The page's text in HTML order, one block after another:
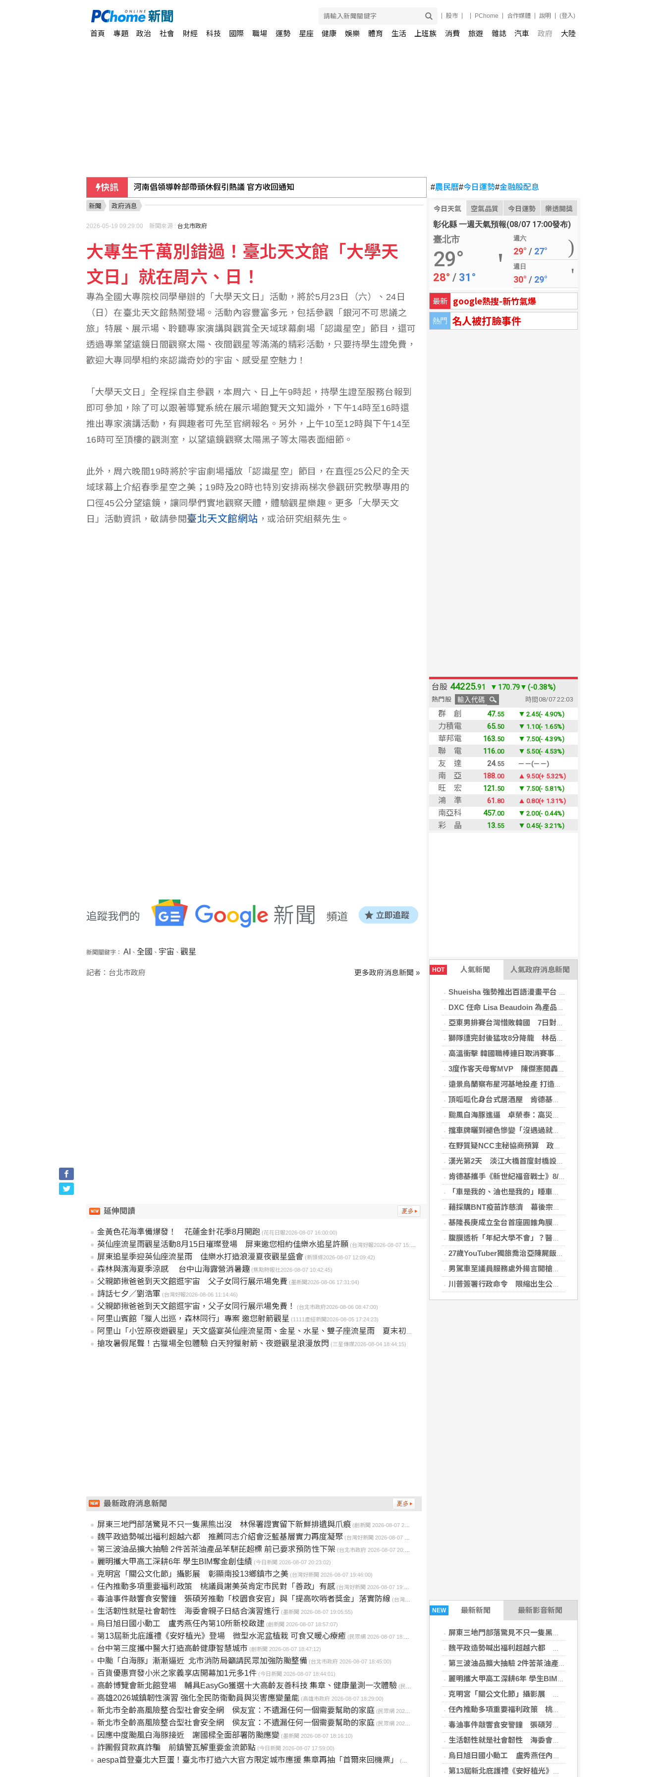
股市 PChome 合作媒體 說明 (登入)
首頁 專題 政治 社會 財經 科技 國際 職場 運勢 星座 健康 娛樂 體育 生活 上班族 消費 旅遊 雜誌 汽車 政府 大陸
快訊 河南倡領導幹部帶頭休假引熱議 官方收回通知
綠界上半年每股盈餘1.08元 搶攻AI行銷商機
巴西南部「炸彈氣旋」襲擊 極端天候衝擊社會生活
#農民曆#今日運勢#金融股配息
今日天氣 空氣品質 今日運勢 樂透開獎
彰化縣 一週天氣預報(08/07 17:00發布)
臺北市
29°
28° / 31°
週六
29° / 27°
週日
30° / 29°
最新 google熱搜-新竹氣爆
熱門 名人被打臉事件
HOT 人氣新聞 人氣政府消息新聞
Shueisha 強勢推出百語漫畫平台 MANGA MILLION 大舉進軍全球市場
DXC 任命 Lisa Beaudoin 為產品總監，以加速產品導向型增長
亞東男排賽台灣惜敗韓國 7日對戰日本拚4強
獅隊遭完封後猛攻8分降龍 林岳平：總是要發揮
高溫衝擊 韓國職棒連日取消賽事、11日起晚間7時開打
3度作客天母奪MVP 陳傑憲開轟擊退雙殺心魔
遠景烏蘭察布星河基地投產 打造吉瓦級AI基礎設施新模式
頂呱呱化身台式居酒屋 肯德基聯名EVA攻漫迷
颱風白海豚進逼 卓榮泰：高災害潛勢區加強預防性整備
擋車牌曬到褪色慘變「沒遇過就好了」！崔始源親朝聖崩潰喊：記得常換照片
在野質疑NCC主秘協商預算 政院：委員全出缺所致
漢光第2天 淡江大橋首度封橋設3防線阻敵直衝中樞
肯德基攜手《新世紀福音戰士》8/11霸脆覺醒 首度跨界台灣速食品牌！
「車是我的、油也是我的」睡車竟被收住宿費 官方一句話打臉飯店
藉採購BNT疫苗詐慈濟 幕後宗教團體夫婦接押禁見
基隆長庚成立全台首座圓錐角膜中心 守護國人視力健康
腹膜透析「年紀大學不會」？醫：年齡並非限制 評估還要看3面向
27歲YouTuber獨旅喬治亞陳屍飯店 法醫揭死因「未排除中毒可能」
男駕車至議員服務處外揚言開槍 台中警逮人法辦
川普簽署行政命令 限縮出生公民權並禁生育旅遊
NEW 最新新聞 最新影音新聞
屏東三地門部落驚見不只一隻黑熊出沒 林保署證實留下新鮮排遺與爪痕
魏平政造勢喊出福利超越六都 推薦同志介紹會泛藍基層實力再度凝聚
第三波油品擴大抽驗 2件苦茶油產品苯駢芘超標 前已要求預防性下架
麗明攜大甲高工深耕6年 學生BIM奪金創佳績
克明宮「關公文化節」攝影展 彰顯南投13鄉鎮市之美
任內推動多項重要福利政策 桃議員謝美英肯定市民對「善政」有感
毒油事件敲響食安警鐘 張碩芳推動「校園食安官」與「提高吹哨者獎金」落實防線
生活韌性就是社會韌性 海委會親子日結合演習進行
烏日旭日國小動工 盧秀燕任內第10所新校啟建
第13屆新北庇護禮《安好植光》登場 微型水泥盆植栽 可食又暖心療癒
新聞 政府消息
2026-05-19 09:29:00 新聞來源 : 台北市政府
大專生千萬別錯過！臺北天文館「大學天
文日」就在周六、日！
專為全國大專院校同學舉辦的「大學天文日」活動，將於5月23日（六）、24日
（日）在臺北天文館熱鬧登場。活動內容豐富多元，包括參觀「銀河不可思議之
旅」特展、展示場、聆聽專家演講與觀賞全天域球幕劇場「認識星空」節目，還可
透過專業望遠鏡日間觀察太陽、夜間觀星等滿滿的精彩活動，只要持學生證免費，
歡迎大專同學相約來認識奇妙的宇宙、感受星空魅力！
「大學天文日」全程採自主參觀，本周六、日上午9時起，持學生證至服務台報到
即可參加，除了可以跟著導覽系統在展示場飽覽天文知識外，下午14時至16時還
推出專家演講活動，有興趣者可先至官網報名。另外，上午10至12時與下午14至
16時可至頂樓的觀測室，以望遠鏡觀察太陽黑子等太陽表面細節。
此外，周六晚間19時將於宇宙劇場播放「認識星空」節目，在直徑25公尺的全天
域球幕上介紹春季星空之美；19時及20時也特別安排兩梯次參觀研究教學專用的
口徑45公分望遠鏡，讓同學們實地觀察天體，體驗觀星樂趣。更多「大學天文
日」活動資訊，敬請參閱 臺北天文館網站 ，或洽研究組蔡先生。
新聞關鍵字： AI 、 全國 、 宇宙 、 觀星
記者：台北市政府 更多政府消息新聞 »
延伸閱讀
金黃色花海準備爆發！ 花蓮金針花季8月開跑 (花花日報2026-08-07 16:00:00)
英仙座流星雨觀星活動8月15日璀璨登場 屏東邀您相約佳樂水追星許願 (台灣好報2026-08-07 15:56:46)
屏東追星季迎英仙座流星雨 佳樂水打造浪漫夏夜觀星盛會 (新頭條2026-08-07 12:09:42)
森林與濱海夏季涼感 台中山海露營消暑趣 (焦點時報社2026-08-07 10:42:45)
父親節揪爸爸到天文館逛宇宙 父子女同行展示場免費 (墨新聞2026-08-06 17:31:04)
詩話七夕／劉浩軍 (台灣好報2026-08-06 11:14:46)
父親節揪爸爸到天文館逛宇宙，父子女同行展示場免費！ (台北市政府2026-08-06 08:47:00)
阿里山賓館「獵人出巡，森林同行」專案 邀您射箭觀星 (1111產經新聞2026-08-05 17:24:23)
阿里山「小笠原夜遊觀星」天文盛宴英仙座流星雨、金星、水星、雙子座流星雨 夏末初秋遊程等您體驗
搶攻暑假尾聲！古獵場全包體驗 白天狩獵射箭、夜遊觀星浪漫放閃 (三星傳媒2026-08-04 18:44:15)
最新政府消息新聞
屏東三地門部落驚見不只一隻黑熊出沒 林保署證實留下新鮮排遺與爪痕 (創新聞 2026-08-07 21:45:16)
魏平政造勢喊出福利超越六都 推薦同志介紹會泛藍基層實力再度凝聚 (台灣好新聞 2026-08-07 21:06:00)
第三波油品擴大抽驗 2件苦茶油產品苯駢芘超標 前已要求預防性下架 (台北市政府 2026-08-07 20:30:00)
麗明攜大甲高工深耕6年 學生BIM奪金創佳績 (今日新聞 2026-08-07 20:23:02)
克明宮「關公文化節」攝影展 彰顯南投13鄉鎮市之美 (台灣好新聞 2026-08-07 19:46:00)
任內推動多項重要福利政策 桃議員謝美英肯定市民對「善政」有感 (台灣好新聞 2026-08-07 19:20:07)
毒油事件敲響食安警鐘 張碩芳推動「校園食安官」與「提高吹哨者獎金」落實防線 (台灣好新聞 2026-08-07 19:09:39)
生活韌性就是社會韌性 海委會親子日結合演習進行 (墨新聞 2026-08-07 19:05:55)
烏日旭日國小動工 盧秀燕任內第10所新校啟建 (創新聞 2026-08-07 18:57:07)
第13屆新北庇護禮《安好植光》登場 微型水泥盆植栽 可食又暖心療癒 (民眾網 2026-08-07 18:56:35)
台中第三度攜中醫大打造高齡健康智慧城市 (創新聞 2026-08-07 18:47:12)
中颱「白海豚」漸漸逼近 北市消防局籲請民眾加強防颱整備 (台北市政府 2026-08-07 18:45:00)
百貨優惠齊發小米之家義享店開幕加1元多1件 (今日新聞 2026-08-07 18:44:01)
高齡博覽會新北館登場 輔具EasyGo獲選十大高齡友善科技 集章、健康量測一次體驗 (民眾網 2026-08-07 18:40:46)
高雄2026城鎮韌性演習 強化全民防衛動員與災害應變量能 (高雄市政府 2026-08-07 18:29:00)
新北市全齡高風險整合型社會安全網 侯友宜：不遺漏任何一個需要幫助的家庭 (民眾網 2026-08-07 18:23:29)
新北市全齡高風險整合型社會安全網 侯友宜：不遺漏任何一個需要幫助的家庭 (民眾網 2026-08-07 18:23:25)
因應中度颱風白海豚接近 謝國樑全面部署防颱應變 (墨新聞 2026-08-07 18:16:10)
詐團假貸款真詐騙 前鎮警瓦解重要金流節點 (今日新聞 2026-08-07 17:59:00)
aespa首登臺北大巨蛋！臺北市打造六大官方限定城市應援 集章再抽「首爾來回機票」 (台北市政府 2026-08-07 17:58:00)